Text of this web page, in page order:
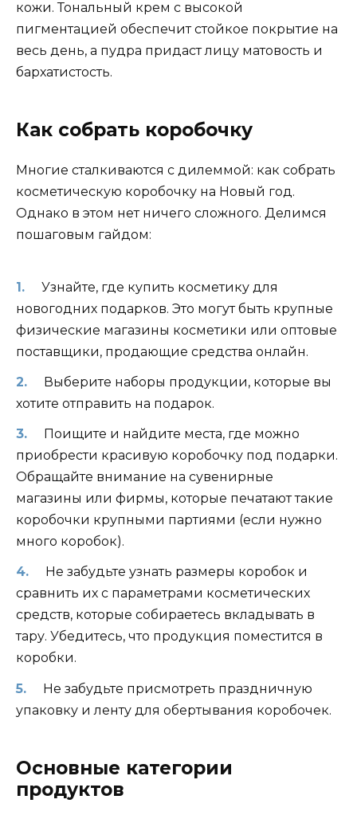
кожи. Тональный крем с высокой
пигментацией обеспечит стойкое покрытие на
весь день, а пудра придаст лицу матовость и
бархатистость.
Как собрать коробочку
Многие сталкиваются с дилеммой: как собрать
косметическую коробочку на Новый год.
Однако в этом нет ничего сложного. Делимся
пошаговым гайдом:
Узнайте, где купить косметику для
новогодних подарков. Это могут быть крупные
физические магазины косметики или оптовые
поставщики, продающие средства онлайн.
Выберите наборы продукции, которые вы
хотите отправить на подарок.
Поищите и найдите места, где можно
приобрести красивую коробочку под подарки.
Обращайте внимание на сувенирные
магазины или фирмы, которые печатают такие
коробочки крупными партиями (если нужно
много коробок).
Не забудьте узнать размеры коробок и
сравнить их с параметрами косметических
средств, которые собираетесь вкладывать в
тару. Убедитесь, что продукция поместится в
коробки.
Не забудьте присмотреть праздничную
упаковку и ленту для обертывания коробочек.
Основные категории
продуктов